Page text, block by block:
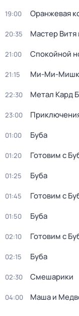
19:00 Оранжевая
20:35 Мастер
21:00 Спокойной
21:15 Ми-Ми-
22:30 Метал Кард
23:00
01:00 Буба
01:20 Готовим с
01:25 Буба
01:45 Готовим с
01:50 Буба
02:10 Готовим с
02:15 Буба
02:30 Смешарики
04:00 Маша и